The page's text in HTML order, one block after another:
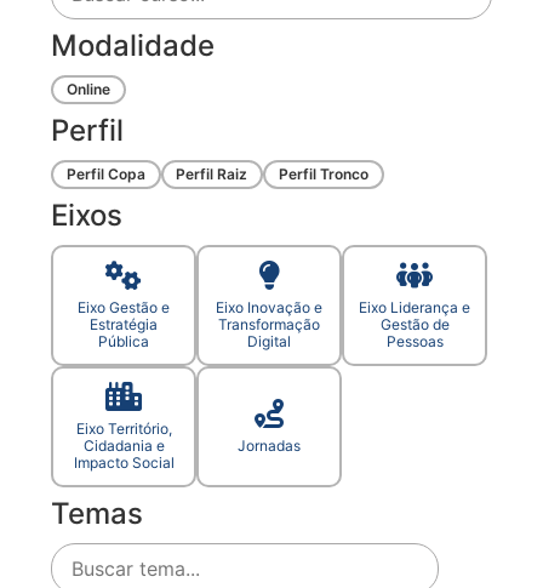
Modalidade
Online
Perfil
Perfil Copa Perfil Raiz Perfil Tronco
Eixos
Eixo Gestão e
Estratégia
Pública
Eixo Inovação e
Transformação
Digital
Eixo Liderança e
Gestão de
Pessoas
Eixo Território,
Cidadania e
Impacto Social
Jornadas
Temas